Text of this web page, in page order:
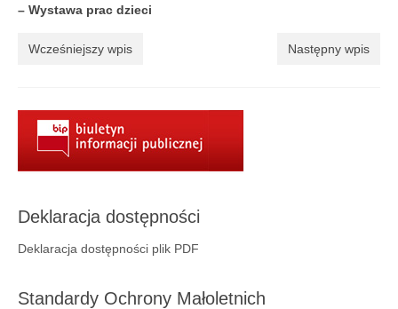
– Wystawa prac dzieci
Wcześniejszy wpis Następny wpis
Deklaracja dostępności
Deklaracja dostępności plik PDF
Standardy Ochrony Małoletnich